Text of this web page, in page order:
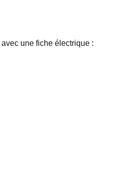
avec une fiche électrique :